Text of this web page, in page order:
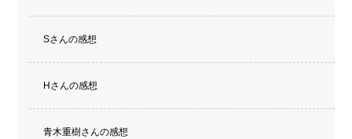
Sさんの感想
Hさんの感想
青木重樹さんの感想